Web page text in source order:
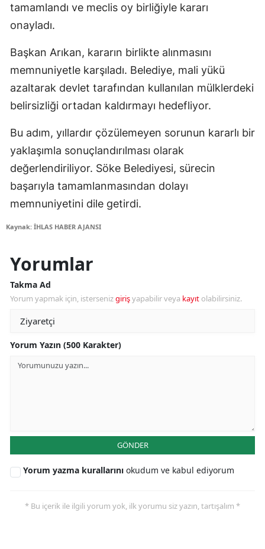
tamamlandı ve meclis oy birliğiyle kararı
onayladı.
Başkan Arıkan, kararın birlikte alınmasını
memnuniyetle karşıladı. Belediye, mali yükü
azaltarak devlet tarafından kullanılan mülklerdeki
belirsizliği ortadan kaldırmayı hedefliyor.
Bu adım, yıllardır çözülemeyen sorunun kararlı bir
yaklaşımla sonuçlandırılması olarak
değerlendiriliyor. Söke Belediyesi, sürecin
başarıyla tamamlanmasından dolayı
memnuniyetini dile getirdi.
Kaynak: İHLAS HABER AJANSI
Yorumlar
Takma Ad
Yorum yapmak için, istersenizgirişyapabilir veya kayıt olabilirsiniz.
Yorum Yazın (500 Karakter)
GÖNDER
Yorum yazma kurallarını okudum ve kabul ediyorum
* Bu içerik ile ilgili yorum yok, ilk yorumu siz yazın, tartışalım *